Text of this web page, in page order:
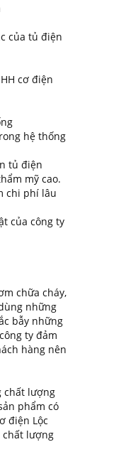
của tủ điện
cơ điện
hệ thống
tủ điện
mỹ cao.
chi phí lâu
của công ty
chữa cháy,
những
bẫy những
ty đảm
hàng nên
chất lượng
phẩm có
điện Lộc
chất lượng